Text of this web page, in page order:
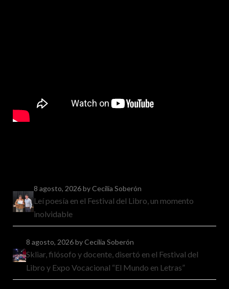
8 agosto, 2026by Cecilia Soberón
Leí poesía en el Festival del Libro, un momento
inolvidable
8 agosto, 2026by Cecilia Soberón
Skliar, filósofo y docente, disertó en el Festival del
Libro y Expo Vocacional “El Mundo en Letras”